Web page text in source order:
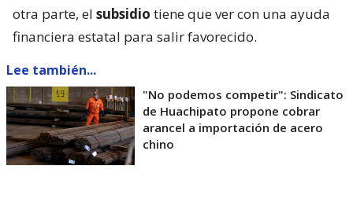
otra parte, el subsidio tiene que ver con una ayuda
financiera estatal para salir favorecido.
Lee también...
"No podemos competir": Sindicato
de Huachipato propone cobrar
arancel a importación de acero
chino